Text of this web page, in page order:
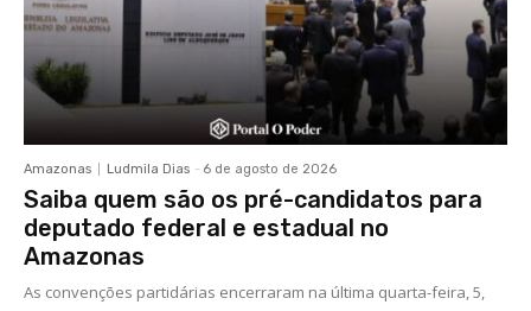
Amazonas Ludmila Dias - 6 de agosto de 2026
Saiba quem são os pré-candidatos para
deputado federal e estadual no
Amazonas
As convenções partidárias encerraram na última quarta-feira, 5,